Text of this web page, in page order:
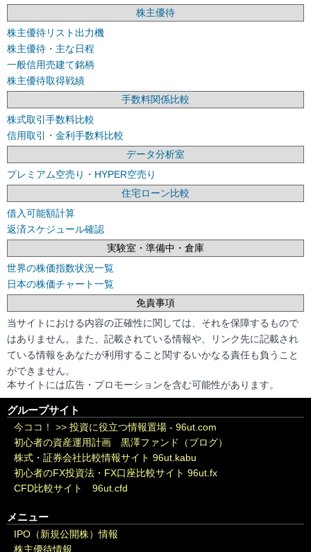
株主優待
株主優待リスト出力機
株主優待・主な日程
一般信用売建て銘柄
株主優待取得戦績
手数料関係比較
株式取引手数料比較
信用取引・金利手数料比較
データ分析室
プレミアム空売り・HYPER空売り
住宅ローン比較
借入可能額計算
返済スケジュール確認
実験室・準備中・倉庫
世界の株価指数状況一覧
日本の株価チャート一覧
免責事項
当サイトにおける内容の正確性に関しては、それを保障するもので
はありません。また、記載されている情報や、リンク先に記載され
ている情報をあなたが利用すること関するいかなる責任も負うこと
ができません。
本サイトには広告・プロモーションを含む可能性があります。
グループサイト
今ココ！ >> 投資に役立つ情報置場 - 96ut.com
初心者の資産運用計画 黒澤ファンド（ブログ）
株式・証券会社比較情報サイト 96ut.kabu
初心者のFX投資法・FX口座比較サイト 96ut.fx
CFD比較サイト 96ut.cfd
メニュー
IPO（新規公開株）情報
株主優待情報